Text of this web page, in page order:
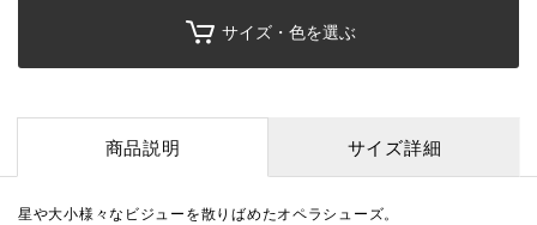
サイズ・色を選ぶ
商品説明 サイズ詳細
星や大小様々なビジューを散りばめたオペラシューズ。